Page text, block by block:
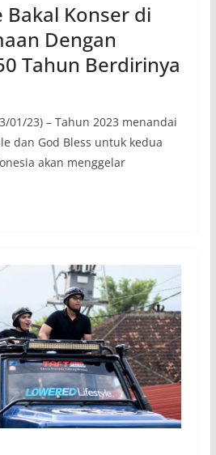
Bakal Konser di
Dengan
Tahun Berdirinya
01/23) – Tahun 2023 menandai
dan God Bless untuk kedua
akan menggelar